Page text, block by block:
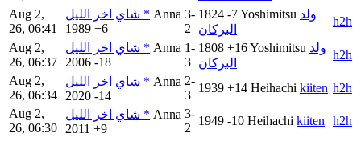
Aug 2,
26, 06:41
شاي اخر الليل * Anna
1989 +6
3-
2
1824 -7Yoshimitsu ولد
البركان
h2h
Aug 2,
26, 06:37
شاي اخر الليل * Anna
2006 -18
1-
3
1808 +16Yoshimitsu ولد
البركان
h2h
Aug 2,
26, 06:34
شاي اخر الليل * Anna
2020 -14
2-
3
1939 +14 Heihachi kiiten h2h
Aug 2,
26, 06:30
شاي اخر الليل * Anna
2011 +9
3-
2
1949 -10 Heihachi kiiten
h2h